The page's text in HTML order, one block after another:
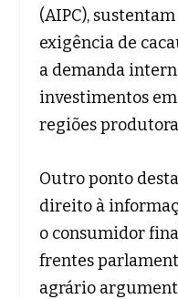
(AIPC),
exigência de
a demanda
investimentos
regiões
Outro ponto
direito à
o consumidor
frentes
agrário